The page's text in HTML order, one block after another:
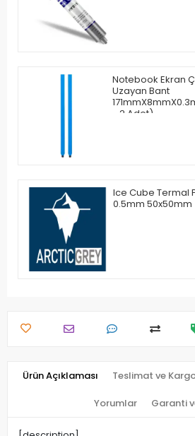
Notebook Ekran
Uzayan Bant
- 2 Adet)
Ice Cube Termal
0.5mm 50x50mm
Ürün Açıklaması Teslimat ve
Yorumlar Garanti